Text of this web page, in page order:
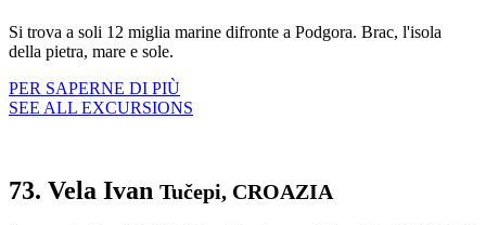
Si trova a soli 12 miglia marine difronte a Podgora. Brac, l'isola
della pietra, mare e sole.
PER SAPERNE DI PIÙ
SEE ALL EXCURSIONS
73. Vela Ivan Tučepi, CROAZIA